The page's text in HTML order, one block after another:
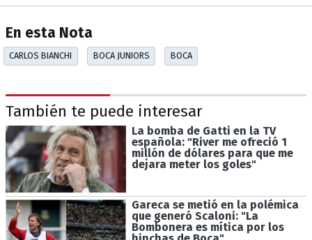
En esta Nota
CARLOS BIANCHI BOCA JUNIORS BOCA
También te puede interesar
La bomba de Gatti en la TV
española: "River me ofreció 1
millón de dólares para que me
dejara meter los goles"
Gareca se metió en la polémica
que generó Scaloni: "La
Bombonera es mítica por los